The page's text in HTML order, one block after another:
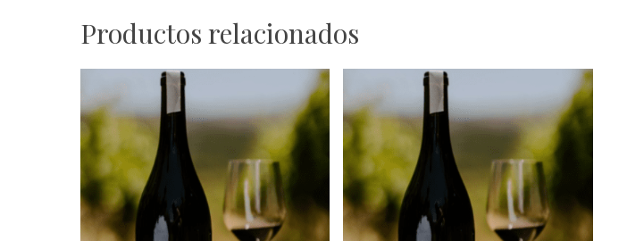
Productos relacionados